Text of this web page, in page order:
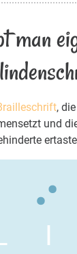
man
,
und
I